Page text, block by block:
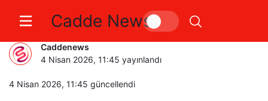
Cadde News
İlk tüp tay Balat 2 yaşında
Caddenews
4 Nisan 2026, 11:45 yayınlandı
4 Nisan 2026, 11:45 güncellendi